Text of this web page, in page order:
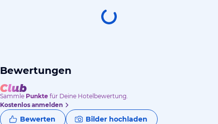
Bewertungen
Sammle Punkte für Deine Hotelbewertung.
Kostenlos anmelden
Bewerten Bilder hochladen